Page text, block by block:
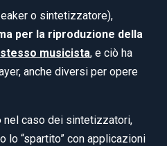
o sintetizzatore),
per la riproduzione della
musicista, e ciò ha
anche diversi per opere
nel caso dei sintetizzatori,
lo “spartito” con applicazioni